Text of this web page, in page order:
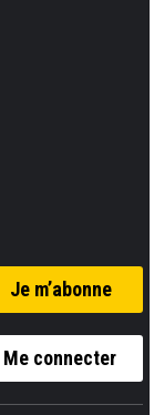
Je m’abonne
Me connecter